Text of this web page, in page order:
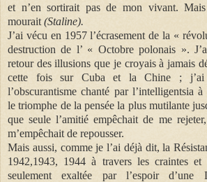
et n’en sortirait pas de mon vivant.
mourait (Staline).
J’ai vécu en 1957 l’écrasement de la «
destruction de l’ « Octobre polonais ».
retour des illusions que je croyais à jamais
cette fois sur Cuba et la Chine ;
l’obscurantisme chanté par l’intelligentsia à
le triomphe de la pensée la plus mutilante
que seule l’amitié empêchait de me
m’empêchait de repousser.
Mais aussi, comme je l’ai déjà dit, la
1942,1943, 1944 à travers les craintes et
seulement exaltée par l’espoir d’une